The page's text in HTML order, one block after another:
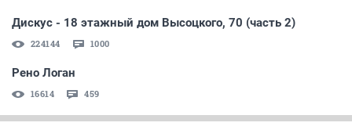
Дискус - 18 этажный дом Высоцкого, 70 (часть 2)
224144 1000
Рено Логан
16614 459